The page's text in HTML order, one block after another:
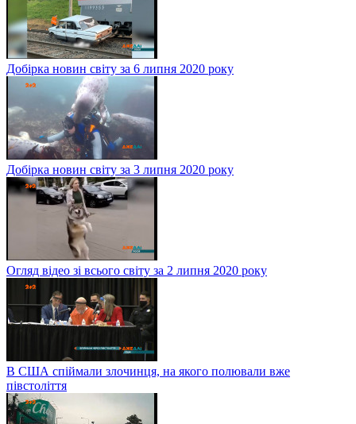
Добірка новин світу за 6 липня 2020 року
Добірка новин світу за 3 липня 2020 року
Огляд відео зі всього світу за 2 липня 2020 року
В США спіймали злочинця, на якого полювали вже
півстоліття